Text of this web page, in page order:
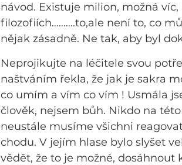
návod. Existuje milion, možná
filozofiích……….to,ale není to, co
nějak zásadně. Ne tak, aby byl
Neprojikujte na léčitele svou
naštváním řekla, že jak je sakra
co umím a vím co vím ! Usmála
člověk, nejsem bůh. Nikdo na této
neustále musíme všichni
chodu. V jejím hlase bylo slyšet
vědět, že to je možné, dosáhnout